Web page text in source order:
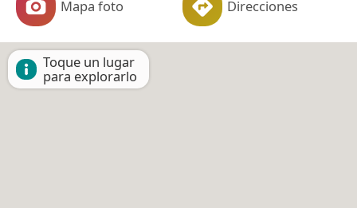
Mapa foto Direcciones
Toque un lugar
para explorarlo